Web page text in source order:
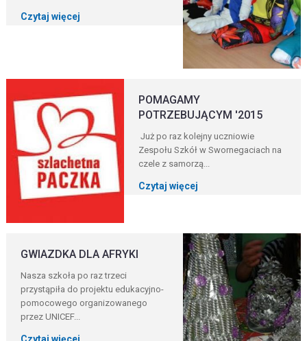
Czytaj więcej
POMAGAMY
POTRZEBUJĄCYM '2015
Już po raz kolejny uczniowie
Zespołu Szkół w Swornegaciach na
czele z samorzą...
Czytaj więcej
GWIAZDKA DLA AFRYKI
Nasza szkoła po raz trzeci
przystąpiła do projektu edukacyjno-
pomocowego organizowanego
przez UNICEF...